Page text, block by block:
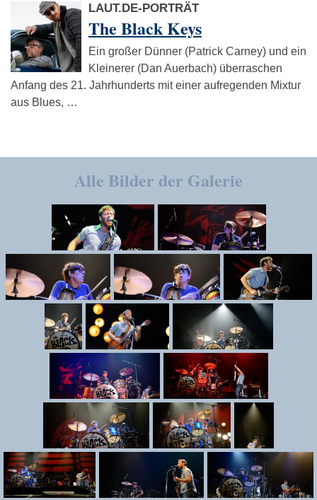
LAUT.DE-PORTRÄT
The Black Keys
Ein großer Dünner (Patrick Carney) und ein
Kleinerer (Dan Auerbach) überraschen
Anfang des 21. Jahrhunderts mit einer aufregenden Mixtur
aus Blues, …
Alle Bilder der Galerie